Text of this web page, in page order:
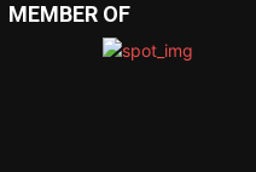
MEMBER OF